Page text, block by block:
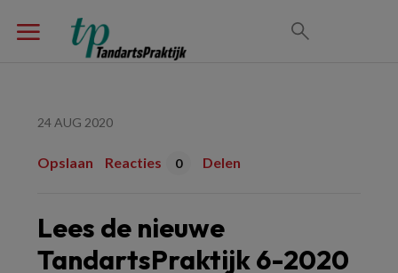
24 AUG 2020
Opslaan Reacties 0 Delen
Lees de nieuwe
TandartsPraktijk 6-2020